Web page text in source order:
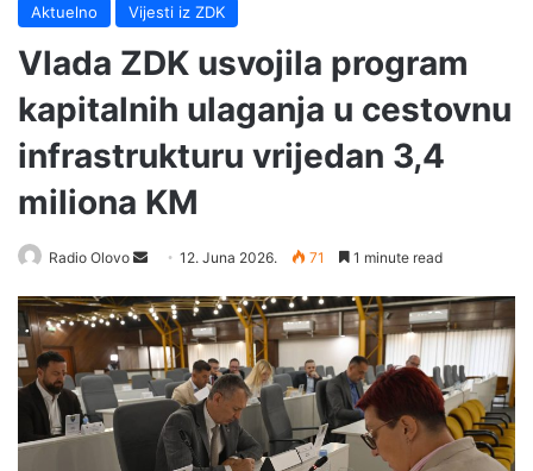
Aktuelno Vijesti iz ZDK
Vlada ZDK usvojila program
kapitalnih ulaganja u cestovnu
infrastrukturu vrijedan 3,4
miliona KM
Radio Olovo
n
d
a
n
12. Juna 2026. 71 1 minute read